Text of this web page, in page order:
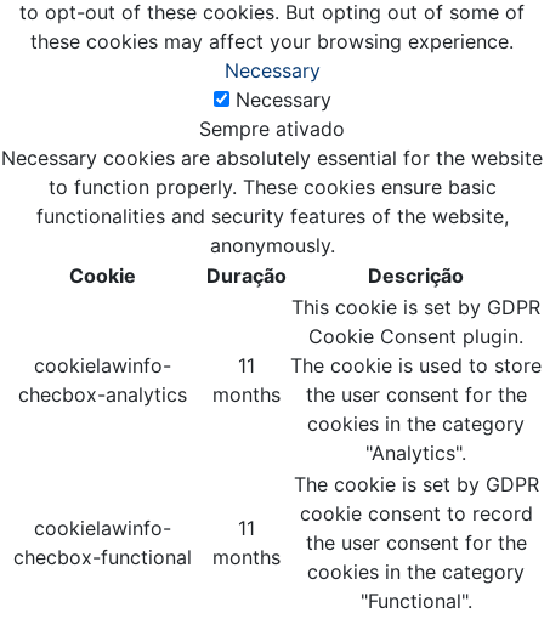
to opt-out of these cookies. But opting out of some of
these cookies may affect your browsing experience.
Necessary
Necessary
Sempre ativado
Necessary cookies are absolutely essential for the website
to function properly. These cookies ensure basic
functionalities and security features of the website,
anonymously.
Cookie
Duração Descrição
cookielawinfo-
checbox-analytics
11
months
This cookie is set by GDPR
Cookie Consent plugin.
The cookie is used to store
the user consent for the
cookies in the category
"Analytics".
cookielawinfo-
checbox-functional
11
months
The cookie is set by GDPR
cookie consent to record
the user consent for the
cookies in the category
"Functional".